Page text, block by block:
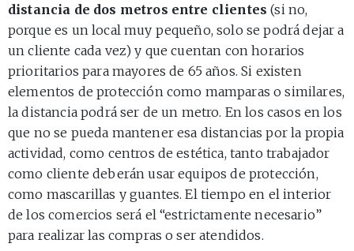
distancia de dos metros entre clientes (si no,
porque es un local muy pequeño, solo se podrá dejar a
un cliente cada vez) y que cuentan con horarios
prioritarios para mayores de 65 años. Si existen
elementos de protección como mamparas o similares,
la distancia podrá ser de un metro. En los casos en los
que no se pueda mantener esa distancias por la propia
actividad, como centros de estética, tanto trabajador
como cliente deberán usar equipos de protección,
como mascarillas y guantes. El tiempo en el interior
de los comercios será el “estrictamente necesario”
para realizar las compras o ser atendidos.